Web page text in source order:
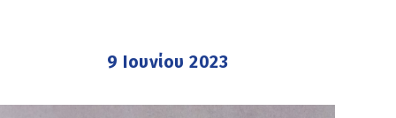
9 Ιουνίου 2023